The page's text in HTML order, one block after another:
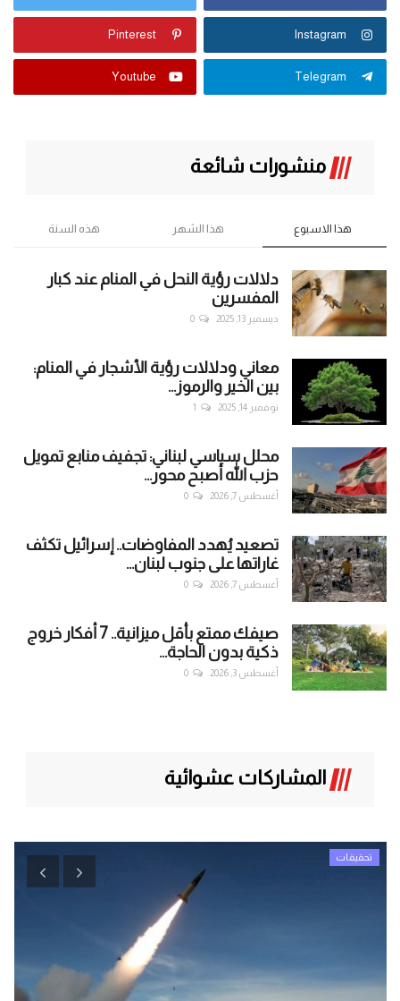
Instagram
Pinterest
Telegram
Youtube
منشورات شائعة
هذا الاسبوع هذا الشهر هذه السنة
دلالات رؤية النحل في المنام عند كبار
المفسرين
ديسمبر 13, 2025 0
معاني ودلالات رؤية الأشجار في المنام:
بين الخير والرموز...
نوفمبر 14, 2025 1
محلل سياسي لبناني: تجفيف منابع تمويل
حزب الله أصبح محور...
أغسطس 7, 2026 0
تصعيد يُهدد المفاوضات.. إسرائيل تكثف
غاراتها على جنوب لبنان...
أغسطس 7, 2026 0
صيفك ممتع بأقل ميزانية.. 7 أفكار خروج
ذكية بدون الحاجة...
أغسطس 3, 2026 0
المشاركات عشوائية
تحقيقات